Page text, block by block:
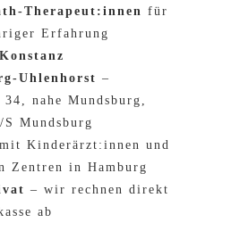
Therapeut:innen für
Erfahrung
Uhlenhorst –
34, nahe Mundsburg,
Mundsburg
mit Kinderärzt:innen und
Zentren in Hamburg
– wir rechnen direkt
ab